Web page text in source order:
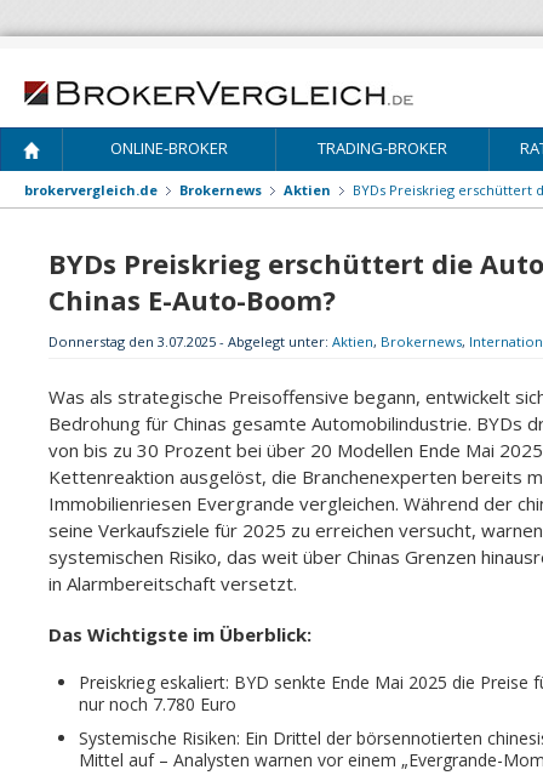
ONLINE-BROKER TRADING-BROKER
brokervergleich.de Brokernews Aktien BYDs Preiskrieg erschüttert
BYDs Preiskrieg erschüttert die
Chinas E-Auto-Boom?
Donnerstag den 3.07.2025 - Abgelegt unter: Aktien, Brokernews,
Was als strategische Preisoffensive begann, entwickelt
Bedrohung für Chinas gesamte Automobilindustrie. BYDs
von bis zu 30 Prozent bei über 20 Modellen Ende Mai
Kettenreaktion ausgelöst, die Branchenexperten bereits
Immobilienriesen Evergrande vergleichen. Während der
seine Verkaufsziele für 2025 zu erreichen versucht,
systemischen Risiko, das weit über Chinas Grenzen
in Alarmbereitschaft versetzt.
Das Wichtigste im Überblick:
Preiskrieg eskaliert: BYD senkte Ende Mai 2025 die
nur noch 7.780 Euro
Systemische Risiken: Ein Drittel der börsennotierten
Mittel auf – Analysten warnen vor einem „Evergrande-